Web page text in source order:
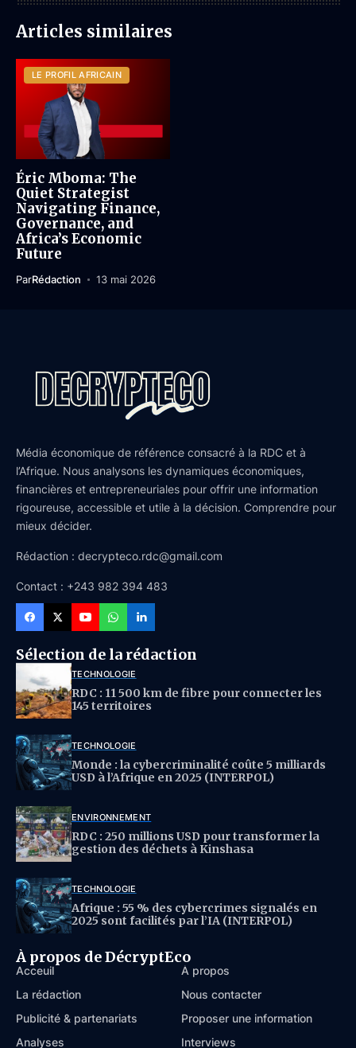
Articles similaires
LE PROFIL AFRICAIN
Éric Mboma: The
Quiet Strategist
Navigating Finance,
Governance, and
Africa’s Economic
Future
ParRédaction 13 mai 2026
Média économique de référence consacré à la RDC et à
l’Afrique. Nous analysons les dynamiques économiques,
financières et entrepreneuriales pour offrir une information
rigoureuse, accessible et utile à la décision. Comprendre pour
mieux décider.
Rédaction : decrypteco.rdc@gmail.com
Contact : +243 982 394 483
Sélection de la rédaction
TECHNOLOGIE
RDC : 11 500 km de fibre pour connecter les
145 territoires
TECHNOLOGIE
Monde : la cybercriminalité coûte 5 milliards
USD à l’Afrique en 2025 (INTERPOL)
ENVIRONNEMENT
RDC : 250 millions USD pour transformer la
gestion des déchets à Kinshasa
TECHNOLOGIE
Afrique : 55 % des cybercrimes signalés en
2025 sont facilités par l’IA (INTERPOL)
À propos de DécryptEco
Acceuil
À propos
La rédaction
Nous contacter
Publicité & partenariats
Proposer une information
Analyses
Interviews